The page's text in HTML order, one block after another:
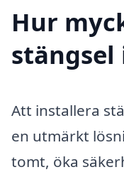
Hur
stängsel
Att installera
en utmärkt
tomt, öka